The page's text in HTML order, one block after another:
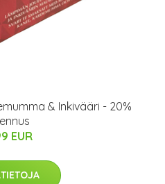
& Inkivääri - 20%
EUR